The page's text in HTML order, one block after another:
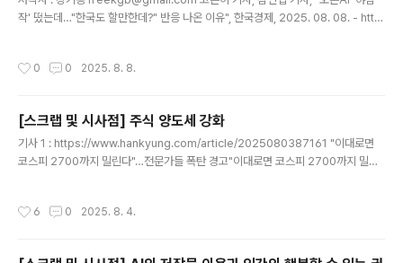
작' 떴는데…"한국도 할만한데?" 반응 나온 이유", 한국경제, 2025. 08. 08. - http
졌다. 코딩 능력도 향상됐다. 하지만 게임체인저급 혁신은 없었다.” 8일 오픈AI의 신
능에서 1위의 평가를 받았지만, 글로벌 테크 전문가들은 대..
0 0 2025. 8. 8.
[스크랩 및 시사점] 주식 양도세 강화
기사 1 : https://www.hankyung.com/article/2025080387161 "이대로면
코스피 2700까지 밀린다"…전문가들 폭탄 경고"이대로면 코스피 2700까지 밀린
nkyung.com 기사 2 : https://news.mt.co.kr/mtview.php?no=20250803
6 0 2025. 8. 4.